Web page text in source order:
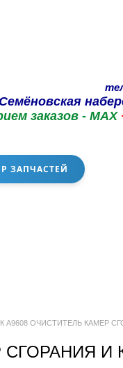
заказов - MAX
ЗАПЧАСТЕЙ
A9608 ОЧИСТИТЕЛЬ КАМЕР
СГОРАНИЯ И